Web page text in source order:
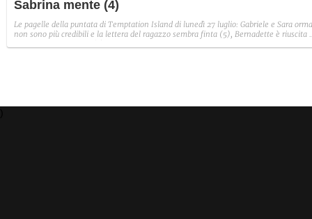
Sabrina mente (4)
Le pagelle della puntata di Temptation Island di lunedì 27 luglio: Gabriele e Sara
non sono più credibili e la lettera del ragazzo sembra finta (5), Bernadette è riuscita